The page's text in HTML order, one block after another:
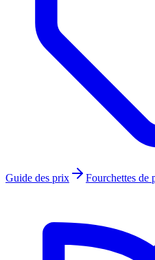
Guide des prix Fourchettes de